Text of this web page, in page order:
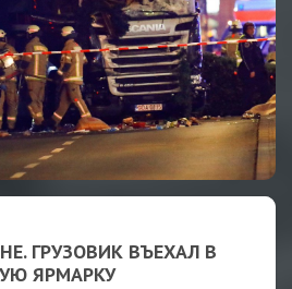
ГРУЗОВИК ВЪЕХАЛ В
ЯРМАРКУ